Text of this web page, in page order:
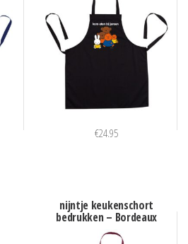
€24.95
nijntje keukenschort
bedrukken – Bordeaux